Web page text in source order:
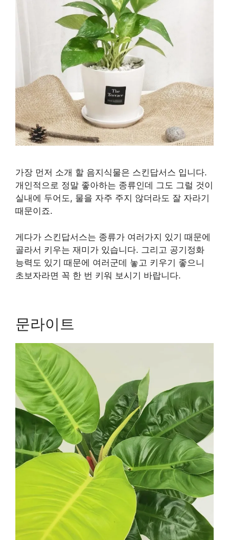
가장 먼저 소개 할 음지식물은 스킨답서스 입니다.
개인적으로 정말 좋아하는 종류인데 그도 그럴 것이
실내에 두어도, 물을 자주 주지 않더라도 잘 자라기
때문이죠.
게다가 스킨답서스는 종류가 여러가지 있기 때문에
골라서 키우는 재미가 있습니다. 그리고 공기정화
능력도 있기 때문에 여러군데 놓고 키우기 좋으니
초보자라면 꼭 한 번 키워 보시기 바랍니다.
문라이트